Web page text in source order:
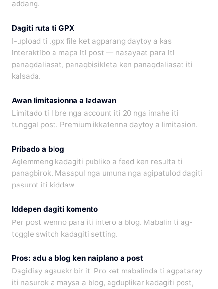
addang.
Dagiti ruta ti GPX
I-upload ti .gpx file ket agparang daytoy a kas
interaktibo a mapa iti post — nasayaat para iti
panagdaliasat, panagbisikleta ken panagdaliasat iti
kalsada.
Awan limitasionna a ladawan
Limitado ti libre nga account iti 20 nga imahe iti
tunggal post. Premium ikkatenna daytoy a limitasion.
Pribado a blog
Aglemmeng kadagiti publiko a feed ken resulta ti
panagbirok. Masapul nga umuna nga agipatulod dagiti
pasurot iti kiddaw.
Iddepen dagiti komento
Per post wenno para iti intero a blog. Mabalin ti ag-
toggle switch kadagiti setting.
Pros: adu a blog ken naiplano a post
Dagidiay agsuskribir iti Pro ket mabalinda ti agpataray
iti nasurok a maysa a blog, agduplikar kadagiti post,